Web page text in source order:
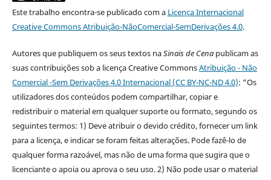
Este trabalho encontra-se publicado com a Licença Internacional
Creative Commons Atribuição-NãoComercial-SemDerivações 4.0.
Autores que publiquem os seus textos naSinais de Cenapublicam as
suas contribuições sob a licença Creative CommonsAtribuição - Não
Comercial -Sem Derivações 4.0 Internacional (CC BY-NC-ND 4.0): “Os
utilizadores dos conteúdos podem compartilhar, copiar e
redistribuir o material em qualquer suporte ou formato, segundo os
seguintes termos: 1) Deve atribuir o devido crédito, fornecer um link
para a licença, e indicar se foram feitas alterações. Pode fazê-lo de
qualquer forma razoável, mas não de uma forma que sugira que o
licenciante o apoia ou aprova o seu uso. 2) Não pode usar o material